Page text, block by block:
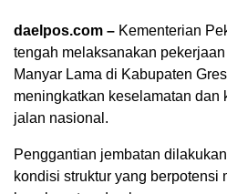
daelpos.com – Kementerian
tengah melaksanakan
Manyar Lama di Kabupaten
meningkatkan keselamatan dan
jalan nasional.
Penggantian jembatan
kondisi struktur yang berpotensi